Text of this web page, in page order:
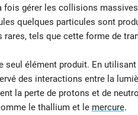
fois gérer les collisions
quelques particules sont
rares, tels que cette forme de
seul élément produit. En
des interactions entre la
la perte de protons et de
le thallium et le mercure.